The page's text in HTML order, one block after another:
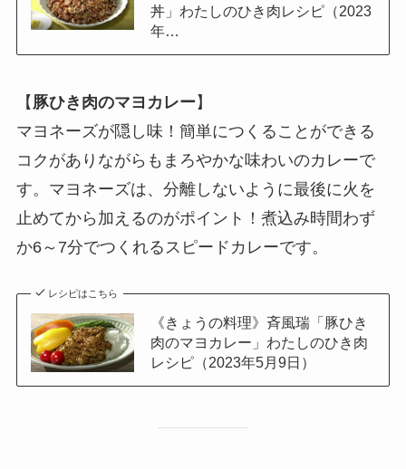
丼」わたしのひき肉レシピ（2023
年…
【 豚ひき肉のマヨカレー 】
マヨネーズが隠し味！簡単につくることができる
コクがありながらもまろやかな味わいのカレーで
す。マヨネーズは、分離しないように最後に火を
止めてから加えるのがポイント！煮込み時間わず
か6～7分でつくれるスピードカレーです。
レシピはこちら
《きょうの料理》斉風瑞「豚ひき
肉のマヨカレー」わたしのひき肉
レシピ（2023年5月9日）